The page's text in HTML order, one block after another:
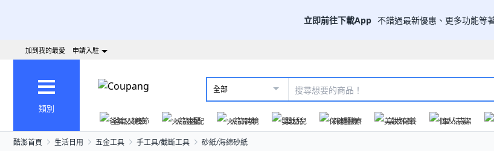
立即前往下載App 不錯過最新優惠、更多功能等
加到我的最愛 申請入駐
類別
全部
爸氣父親節
火箭速配 火箭跨境 嬰幼兒 保健醫療 美妝保養 個人清潔
酷澎首頁 生活日用 五金工具 手工具/截斷工具 砂紙/海綿砂紙